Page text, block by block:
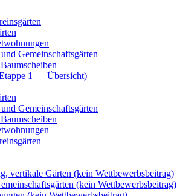
Gemeinschaftsgärten
1 — Übersicht)
Gemeinschaftsgärten
vertikale Gärten (kein Wettbewerbsbeitrag)
(kein Wettbewerbsbeitrag)